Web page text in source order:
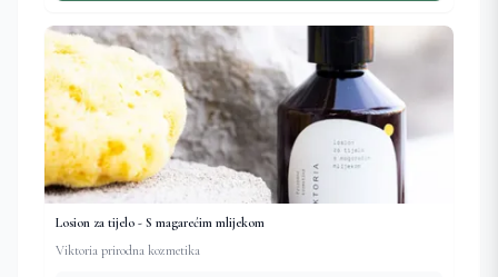
Losion za tijelo - S magarećim mlijekom
Viktoria prirodna kozmetika